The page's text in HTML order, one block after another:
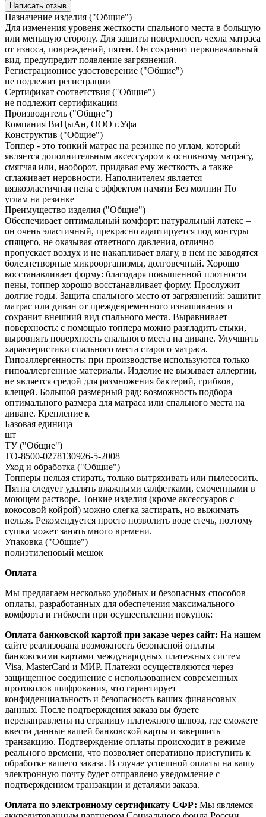
Написать отзыв
Назначение изделия ("Общие")
Для изменения уровеня жесткости спального места в большую
или меньшую сторону. Для защиты поверхность чехла матраса
от износа, повреждений, пятен. Он сохранит первоначальный
вид, предупредит появление загрязнений.
Регистрационное удостоверение ("Общие")
не подлежит регистрации
Сертификат соответствия ("Общие")
не подлежит сертификации
Производитель ("Общие")
Компания ВиЦыАн, ООО г.Уфа
Конструктив ("Общие")
Топпер - это тонкий матрас на резинке по углам, который
является дополнительным аксессуаром к основному матрасу,
смягчая или, наоборот, придавая ему жесткость, а также
сглаживает неровности. Наполнителем является
вязкоэластичная пена с эффектом памяти Без молнии По
углам на резинке
Преимущество изделия ("Общие")
Обеспечивает оптимальный комфорт: натуральный латекс –
он очень эластичный, прекрасно адаптируется под контуры
спящего, не оказывая ответного давления, отлично
пропускает воздух и не накапливает влагу, в нем не заводятся
болезнетворные микроорганизмы, долговечный. Хорошо
восстанавливает форму: благодаря повышенной плотности
пены, топпер хорошо восстанавливает форму. Прослужит
долгие годы. Защита спального место от загрязнений: защитит
матрас или диван от преждевременного изнашивания и
сохранит внешний вид спального места. Выравнивает
поверхность: с помощью топпера можно разгладить стыки,
выровнять поверхность спального места на диване. Улучшить
характеристики спального места старого матраса.
Гипоаллергенность: при производстве используются только
гипоаллергенные материалы. Изделие не вызывает аллергии,
не является средой для размножения бактерий, грибков,
клещей. Большой размерный ряд: возможность подбора
оптимального размера для матраса или спального места на
диване. Крепление к
Базовая единица
шт
ТУ ("Общие")
ТО-8500-0278130926-5-2008
Уход и обработка ("Общие")
Топперы нельзя стирать, только вытряхивать или пылесосить.
Пятна следует удалять влажными салфетками, смоченными в
моющем растворе. Тонкие изделия (кроме аксессуаров с
кокосовой койрой) можно слегка застирать, но выжимать
нельзя. Рекомендуется просто позволить воде стечь, поэтому
сушка может занять много времени.
Упаковка ("Общие")
полиэтиленовый мешок
Оплата
Мы предлагаем несколько удобных и безопасных способов
оплаты, разработанных для обеспечения максимального
комфорта и гибкости при осуществлении покупок:
Оплата банковской картой при заказе через сайт: На нашем
сайте реализована возможность безопасной оплаты
банковскими картами международных платежных систем
Visa, MasterCard и МИР. Платежи осуществляются через
защищенное соединение с использованием современных
протоколов шифрования, что гарантирует
конфиденциальность и безопасность ваших финансовых
данных. После подтверждения заказа вы будете
перенаправлены на страницу платежного шлюза, где сможете
ввести данные вашей банковской карты и завершить
транзакцию. Подтверждение оплаты происходит в режиме
реального времени, что позволяет оперативно приступить к
обработке вашего заказа. В случае успешной оплаты на вашу
электронную почту будет отправлено уведомление с
подтверждением транзакции и деталями заказа.
Оплата по электронному сертификату СФР: Мы являемся